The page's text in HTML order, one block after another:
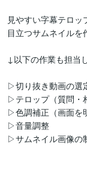
見やすい字幕テロッ
目立つサムネイルを
↓以下の作業も担当
▷切り抜き動画の選
▷テロップ（質問・
▷色調補正（画面を
▷音量調整
▷サムネイル画像の